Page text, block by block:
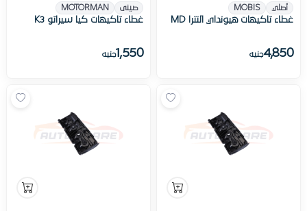
أصلي MOBIS
غطاء تاكيهات هيونداي النترا MD
4,850جنيه
صينى MOTORMAN
غطاء تاكيهات كيا سيراتو K3
1,550جنيه